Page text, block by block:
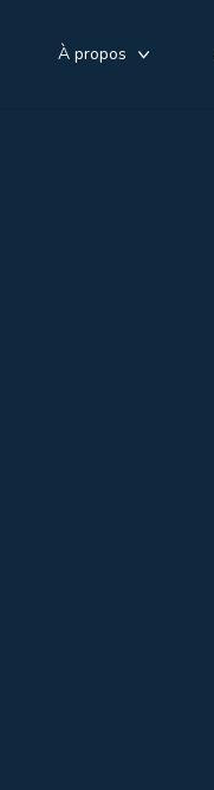
À propos